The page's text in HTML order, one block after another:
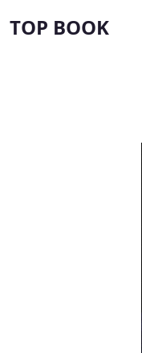
TOP BOOK